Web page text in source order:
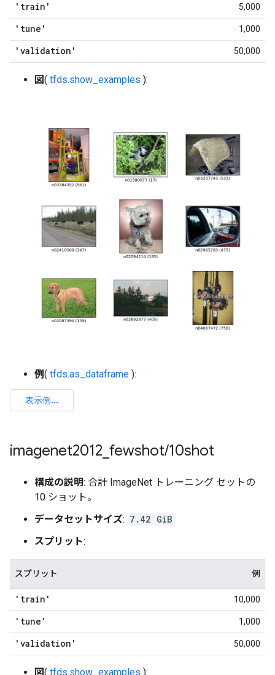
'train' 5,000
'tune' 1,000
'validation' 50,000
図( tfds.show_examples ):
例( tfds.as_dataframe ):
imagenet2012 fewshot/10shot
構成の説明: 合計 ImageNet トレーニング セットの
10 ショット。
データセットサイズ: 7.42 GiB
スプリット:
スプリット 例
'train' 10,000
'tune' 1,000
'validation' 50,000
図( tfds.show_examples ):